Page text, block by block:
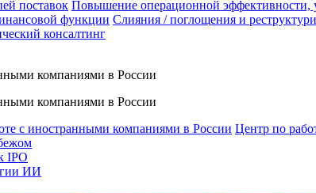
поставок Повышение операционной эффективности,
функции Слияния / поглощения и
консалтинг
компаниями в России
компаниями в России
с иностранными компаниями в России Центр по
IPO
ИИ